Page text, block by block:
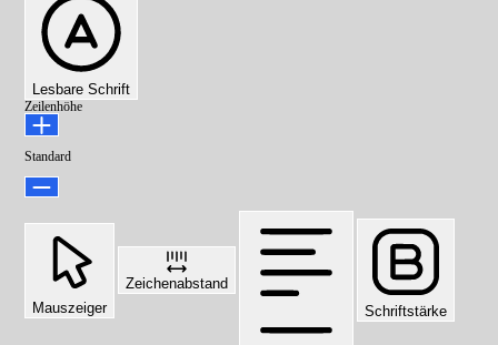
Lesbare Schrift
Zeilenhöhe
Standard
Mauszeiger
Zeichenabstand
Schriftstärke